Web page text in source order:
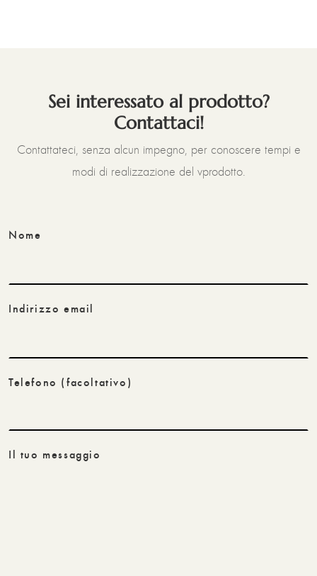
Sei interessato al prodotto?
Contattaci!
Contattateci, senza alcun impegno, per conoscere tempi e
modi di realizzazione del vprodotto.
Nome
Indirizzo email
Telefono (facoltativo)
Il tuo messaggio